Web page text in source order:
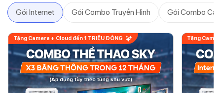
Gói Internet Gói Combo Truyền Hình Gói Combo
Tặng Camera + Cloud đến 1 TRIỆU ĐỒNG Tặng